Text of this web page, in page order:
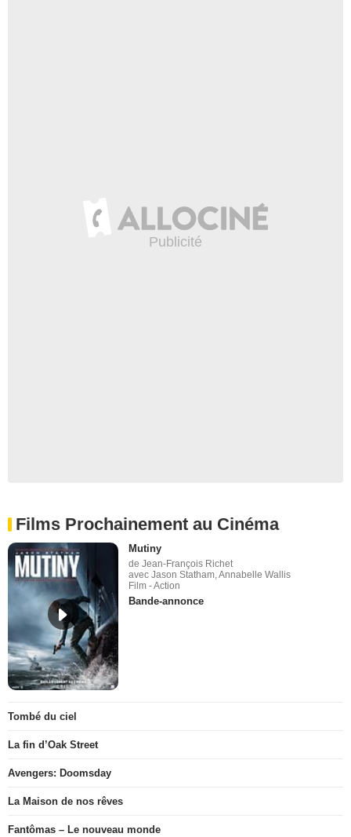
Films Prochainement au Cinéma
Mutiny
de Jean-François Richet
avec Jason Statham, Annabelle Wallis
Film - Action
Bande-annonce
Tombé du ciel
La fin d’Oak Street
Avengers: Doomsday
La Maison de nos rêves
Fantômas – Le nouveau monde